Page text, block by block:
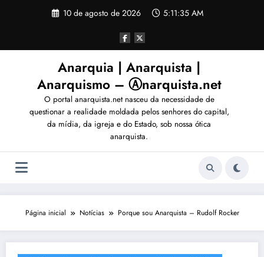
10 de agosto de 2026 5:11:37 AM
Anarquia | Anarquista |
Anarquismo – Ⓐnarquista.net
O portal anarquista.net nasceu da necessidade de
questionar a realidade moldada pelos senhores do capital,
da mídia, da igreja e do Estado, sob nossa ótica
anarquista.
Página inicial Notícias Porque sou Anarquista – Rudolf Rocker